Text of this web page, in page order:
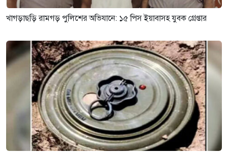
খাগড়াছড়ি রামগড় পুলিশের অভিযানে: ১৫ পিস ইয়াবাসহ যুবক গ্রেপ্তার